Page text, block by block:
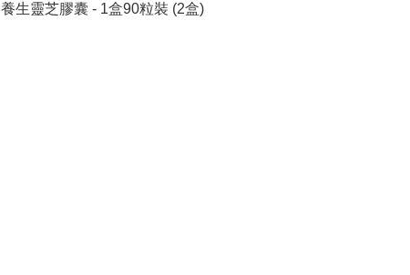
養生靈芝膠囊 - 1盒90粒裝 (2盒)